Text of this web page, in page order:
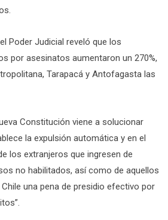
Poder Judicial reveló que los
por asesinatos aumentaron un 270%,
Tarapacá y Antofagasta las
Constitución viene a solucionar
la expulsión automática y en el
los extranjeros que ingresen de
no habilitados, así como de aquellos
una pena de presidio efectivo por